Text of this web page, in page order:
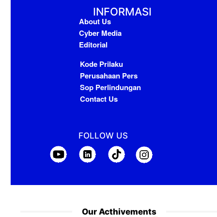
INFORMASI
About Us
Cyber Media
Editorial
Kode Prilaku
Perusahaan Pers
Sop Perlindungan
Contact Us
FOLLOW US
Our Acthivements